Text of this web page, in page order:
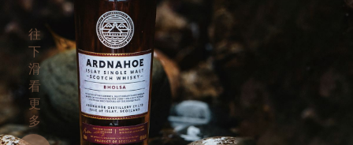
往
下
滑
看
更
多